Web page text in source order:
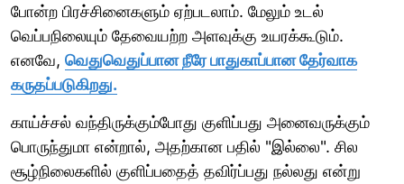
போன்ற பிரச்சினைகளும் ஏற்படலாம். மேலும் உடல்
வெப்பநிலையும் தேவையற்ற அளவுக்கு உயரக்கூடும்.
எனவே, வெதுவெதுப்பான நீரே பாதுகாப்பான தேர்வாக
கருதப்படுகிறது.
காய்ச்சல் வந்திருக்கும்போது குளிப்பது அனைவருக்கும்
பொருந்துமா என்றால், அதற்கான பதில் "இல்லை". சில
சூழ்நிலைகளில் குளிப்பதைத் தவிர்ப்பது நல்லது என்று